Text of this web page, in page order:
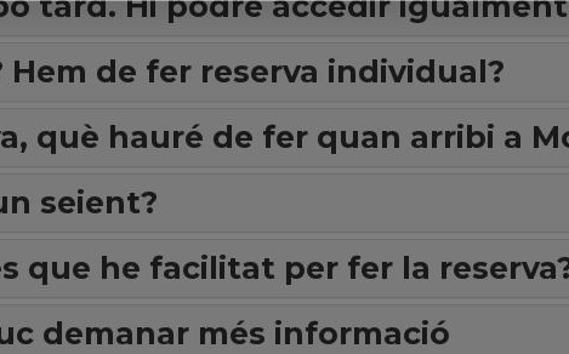
de fer reserva individual?
què hauré de fer quan arribi a
seient?
que he facilitat per fer la
demanar més informació